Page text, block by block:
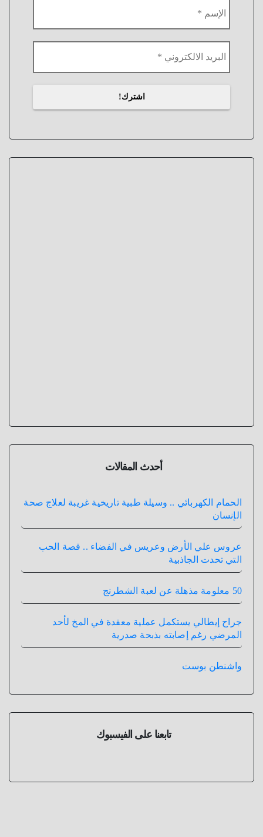
أحدث المقالات
الحمام الكهربائي .. وسيلة طبية تاريخية غريبة لعلاج صحة
الإنسان
عروس علي الأرض وعريس في الفضاء .. قصة الحب
التي تحدت الجاذبية
50 معلومة مذهلة عن لعبة الشطرنج
جراح إيطالي يستكمل عملية معقدة في المخ لأحد
المرضي رغم إصابته بذبحة صدرية
واشنطن بوست
تابعنا على الفيسبوك